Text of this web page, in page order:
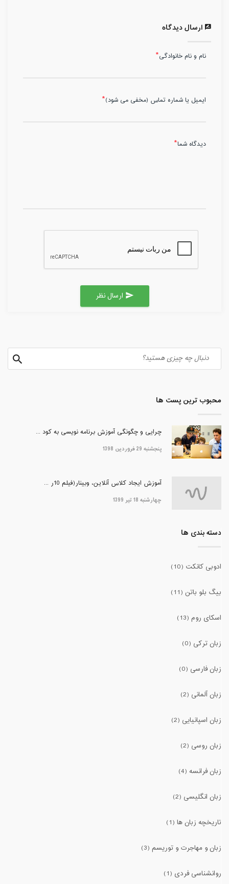
ارسال دیدگاه
نام و نام خانوادگی
ایمیل یا شماره تماس (مخفی می شود)
دیدگاه شما
send
محبوب ترین پست ها
چرایی و چگونگی آموزش برنامه نویسی به کود ...
پنجشنبه 29 فروردین 1398
آموزش ایجاد کلاس آنلاین، وبینار(فیلم 10ر ...
چهارشنبه 18 تیر 1399
دسته بندی ها
ادوبی کانکت (10)
بیگ بلو باتن (11)
اسکای روم (13)
زبان ترکی (0)
زبان فارسی (0)
زبان آلمانی (2)
زبان اسپانیایی (2)
زبان روسی (2)
زبان فرانسه (4)
زبان انگلیسی (2)
تاریخچه زبان ها (1)
زبان و مهاجرت و توریسم (3)
روانشناسی فردی (1)